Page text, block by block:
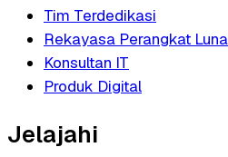
Tim Terdedikasi
Rekayasa Perangkat
Konsultan IT
Produk Digital
Jelajahi